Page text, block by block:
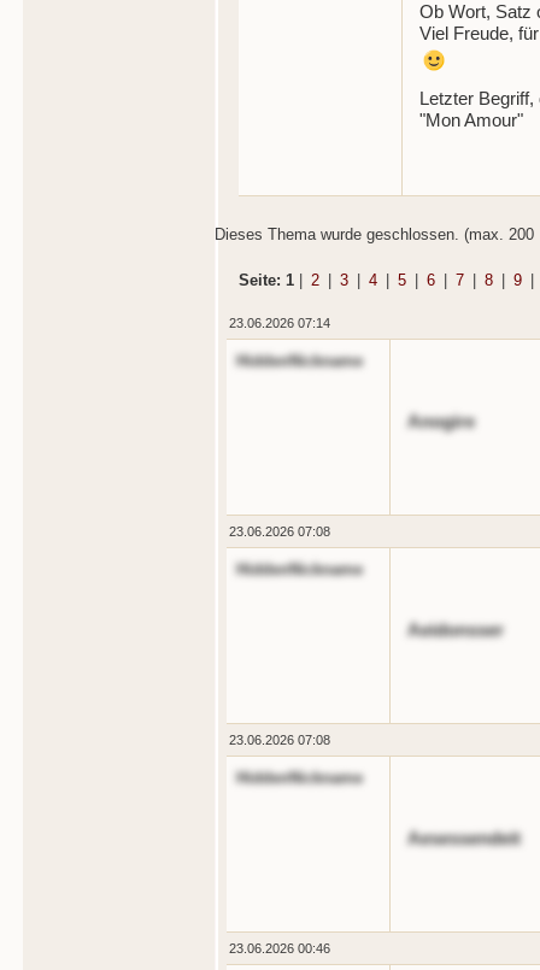
Ob Wort, Satz
Viel Freude,
Letzter
"Mon Amour"
Dieses Thema wurde geschlossen. (max. 200
Seite: 1 2 3 4 5 6 7 8 9
23.06.2026 07:14
HiddenNickname
Anogire
23.06.2026 07:08
HiddenNickname
Aeidonsser
23.06.2026 07:08
HiddenNickname
Aesessendeit
23.06.2026 00:46